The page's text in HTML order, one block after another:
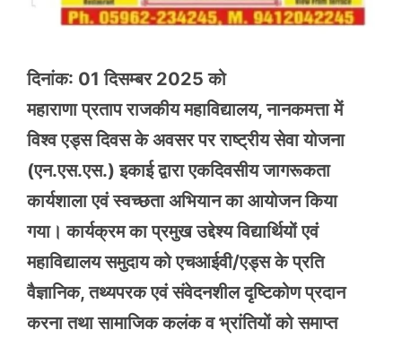
दिनांक: 01 दिसम्बर 2025 को
महाराणा प्रताप राजकीय महाविद्यालय, नानकमत्ता में
विश्व एड्स दिवस के अवसर पर राष्ट्रीय सेवा योजना
(एन.एस.एस.) इकाई द्वारा एकदिवसीय जागरूकता
कार्यशाला एवं स्वच्छता अभियान का आयोजन किया
गया। कार्यक्रम का प्रमुख उद्देश्य विद्यार्थियों एवं
महाविद्यालय समुदाय को एचआईवी/एड्स के प्रति
वैज्ञानिक, तथ्यपरक एवं संवेदनशील दृष्टिकोण प्रदान
करना तथा सामाजिक कलंक व भ्रांतियों को समाप्त